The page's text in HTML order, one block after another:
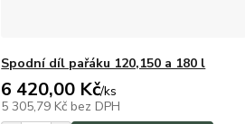
Spodní díl pařáku 120,150 a 180 l
6 420,00 Kč/ks
5 305,79 Kč bez DPH